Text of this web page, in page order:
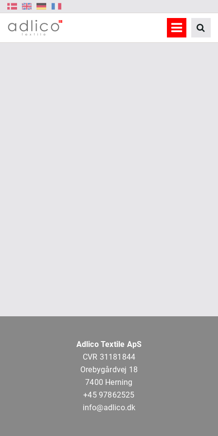
Adlico Textile ApS
CVR 31181844
Orebygårdvej 18
7400 Herning
+45 97862525
info@adlico.dk